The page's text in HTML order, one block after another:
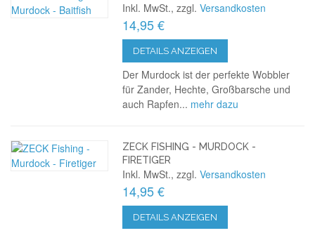
Inkl. MwSt., zzgl.Versandkosten
14,95 €
DETAILS ANZEIGEN
Der Murdock ist der perfekte Wobbler
für Zander, Hechte, Großbarsche und
auch Rapfen... mehr dazu
ZECK FISHING - MURDOCK -
FIRETIGER
Inkl. MwSt., zzgl.Versandkosten
14,95 €
DETAILS ANZEIGEN